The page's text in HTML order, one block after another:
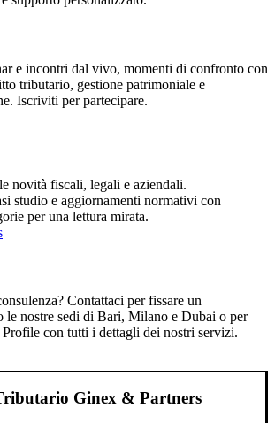
e incontri dal vivo, momenti di confronto con
tributario, gestione patrimoniale e
Iscriviti per partecipare.
novità fiscali, legali e aziendali.
studio e aggiornamenti normativi con
per una lettura mirata.
Contattaci per fissare un
le nostre sedi di Bari, Milano e Dubai o per
con tutti i dettagli dei nostri servizi.
Ginex & Partners